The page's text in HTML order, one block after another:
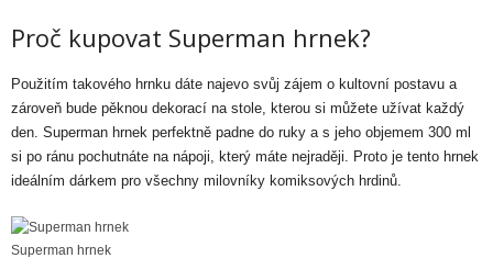
Proč kupovat Superman hrnek?
Použitím takového hrnku dáte najevo svůj zájem o kultovní postavu a
zároveň bude pěknou dekorací na stole, kterou si můžete užívat každý
den. Superman hrnek perfektně padne do ruky a s jeho objemem 300 ml
si po ránu pochutnáte na nápoji, který máte nejraději. Proto je tento hrnek
ideálním dárkem pro všechny milovníky komiksových hrdinů.
Superman hrnek